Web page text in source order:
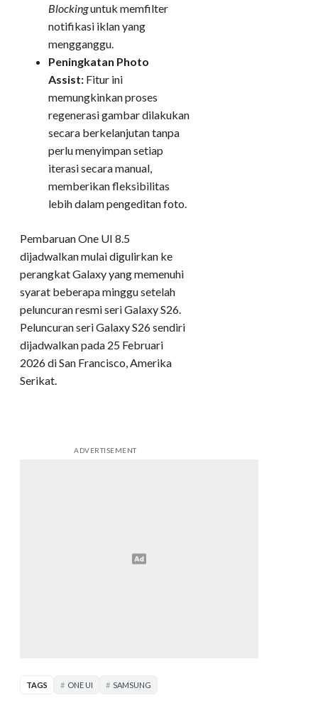
Blockinguntuk memfilter
notifikasi iklan yang
mengganggu.
Peningkatan Photo
Assist: Fitur ini
memungkinkan proses
regenerasi gambar dilakukan
secara berkelanjutan tanpa
perlu menyimpan setiap
iterasi secara manual,
memberikan fleksibilitas
lebih dalam pengeditan foto.
Pembaruan One UI 8.5
dijadwalkan mulai digulirkan ke
perangkat Galaxy yang memenuhi
syarat beberapa minggu setelah
peluncuran resmi seri Galaxy S26.
Peluncuran seri Galaxy S26 sendiri
dijadwalkan pada 25 Februari
2026 di San Francisco, Amerika
Serikat.
ADVERTISEMENT
TAGS ONE UI SAMSUNG